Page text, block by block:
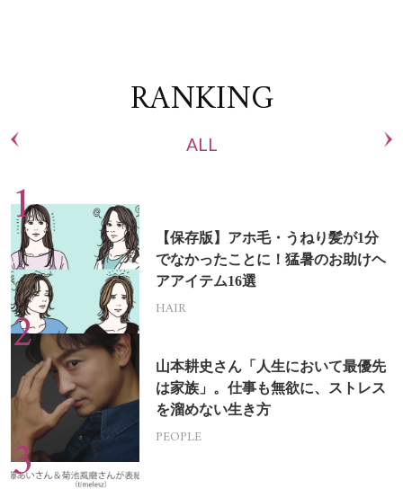
RANKING
ALL
【保存版】アホ毛・うねり髪が1分
でなかったことに！猛暑のお助けヘ
アアイテム16選
HAIR
山本耕史さん「人生において最優先
は家族」。仕事も無欲に、ストレス
を溜めない生き方
PEOPLE